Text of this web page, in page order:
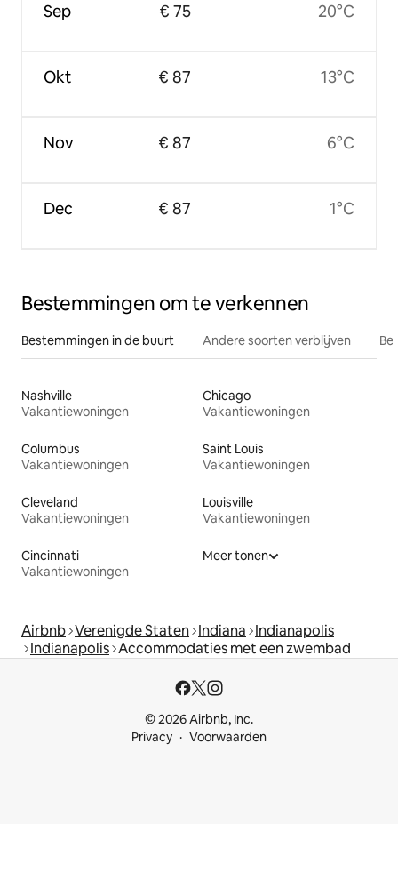
Sep
Okt
Nov
Dec
€ 75
€ 87
€ 87
€ 87
20°C
13°C
6°C
1°C
Bestemmingen om te verkennen
Bestemmingen in de buurt Andere soorten verblijven
Nashville
Vakantiewoningen
Chicago
Vakantiewoningen
Columbus
Vakantiewoningen
Saint Louis
Vakantiewoningen
Cleveland
Vakantiewoningen
Louisville
Vakantiewoningen
Cincinnati
Vakantiewoningen
Meer tonen
Airbnb Verenigde Staten Indiana Indianapolis
Indianapolis Accommodaties met een zwembad
© 2026 Airbnb, Inc.
Privacy
Voorwaarden